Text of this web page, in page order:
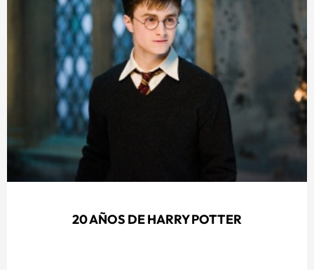
20 AÑOS DE HARRY POTTER